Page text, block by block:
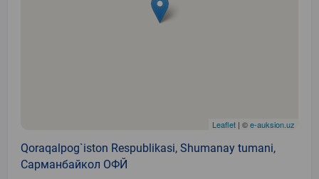
Leaflet | ©e-auksion.uz
Qoraqalpog`iston Respublikasi, Shumanay tumani,
Сарманбайкол ОФЙ